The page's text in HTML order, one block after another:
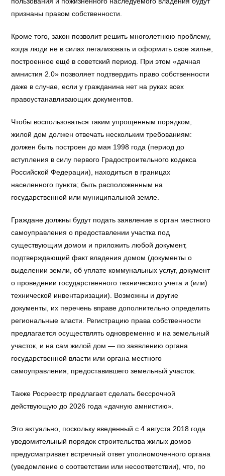
признаны правом собственности.
Кроме того, закон позволит решить многолетнюю проблему,
когда люди не в силах легализовать и оформить свое жилье,
построенное ещё в советский период. При этом «дачная
амнистия 2.0» позволяет подтвердить право собственности
даже в случае, если у гражданина нет на руках всех
правоустанавливающих документов.
Чтобы воспользоваться таким упрощенным порядком,
жилой дом должен отвечать нескольким требованиям:
должен быть построен до мая 1998 года (период до
вступления в силу первого Градостроительного кодекса
Российской Федерации), находиться в границах
населенного пункта; быть расположенным на
государственной или муниципальной земле.
Граждане должны будут подать заявление в орган местного
самоуправления о предоставлении участка под
существующим домом и приложить любой документ,
подтверждающий факт владения домом (документы о
выделении земли, об уплате коммунальных услуг, документ
о проведении государственного технического учета и (или)
технической инвентаризации). Возможны и другие
документы, их перечень вправе дополнительно определить
региональные власти. Регистрацию права собственности
предлагается осуществлять одновременно и на земельный
участок, и на сам жилой дом — по заявлению органа
государственной власти или органа местного
самоуправления, предоставившего земельный участок.
Также Росреестр предлагает сделать бессрочной
действующую до 2026 года «дачную амнистию».
Это актуально, поскольку введенный с 4 августа 2018 года
уведомительный порядок строительства жилых домов
предусматривает встречный ответ уполномоченного органа
(уведомление о соответствии или несоответствии), что, по